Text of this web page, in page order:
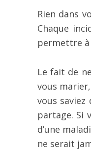
Rien dans
Chaque
permettre à
Le fait de
vous
vous
partage. Si
d’une
ne serait